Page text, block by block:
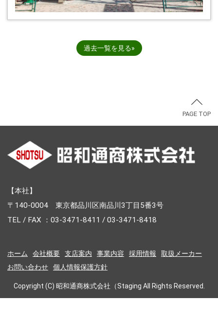
過去一覧を見る
PAGE TOP
【本社】
〒140-0004 東京都品川区南品川3丁目5番3号
TEL / FAX ：03-3471-8411 / 03-3471-8418
ホーム 会社概要 支店案内 事業内容 採用情報
取扱メーカー
お問い合わせ
個人情報保護方針
Copyright (C) 昭和通商株式会社（Staging All Rights Reserved.